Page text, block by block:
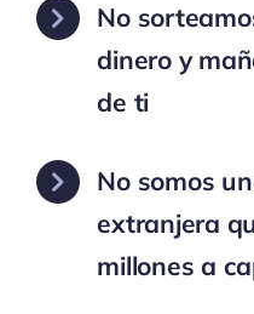
No
dinero y
de ti
No somos
extranjera
millones a